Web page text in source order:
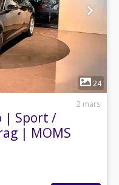
24
2 mars
| Sport /
| MOMS